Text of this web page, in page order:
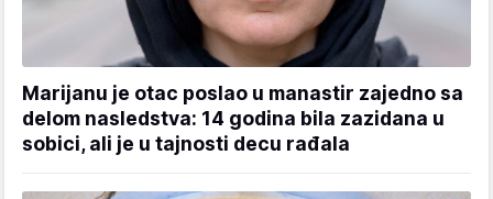
Marijanu je otac poslao u manastir zajedno sa
delom nasledstva: 14 godina bila zazidana u
sobici, ali je u tajnosti decu rađala